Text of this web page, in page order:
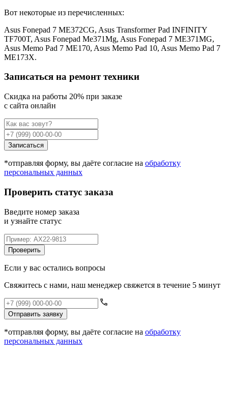
Вот некоторые из перечисленных:
Asus Fonepad 7 ME372CG, Asus Transformer Pad INFINITY
TF700T, Asus Fonepad Me371Mg, Asus Fonepad 7 ME371MG,
Asus Memo Pad 7 ME170, Asus Memo Pad 10, Asus Memo Pad 7
ME173X.
Записаться на ремонт техники
Cкидка на работы 20% при заказе
с сайта онлайн
Записаться
*отправляя форму, вы даёте согласие на обработку
персональных данных
Проверить статус заказа
Введите номер заказа
и узнайте статус
Проверить
Если у вас остались вопросы
Свяжитесь с нами, наш менеджер свяжется в течение 5 минут
Отправить заявку
*отправляя форму, вы даёте согласие на обработку
персональных данных